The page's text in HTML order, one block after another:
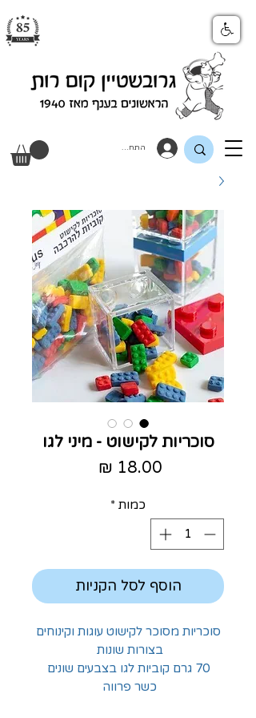
התחבר
סוכריות לקישוט - מיני לגו
כמות *
הוסף לסל הקניות
סוכריות מסוכר לקישוט עוגות וקינוחים
בצורות שונות
70 גרם קוביות לגו בצבעים שונים
כשר פרווה